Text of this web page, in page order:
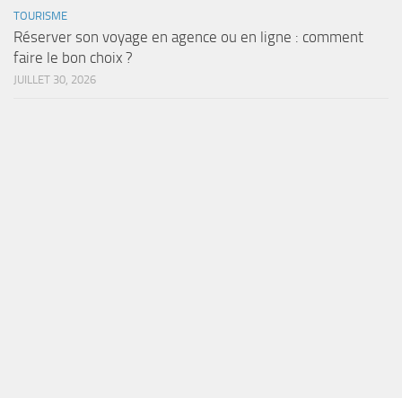
TOURISME
Réserver son voyage en agence ou en ligne : comment
faire le bon choix ?
JUILLET 30, 2026